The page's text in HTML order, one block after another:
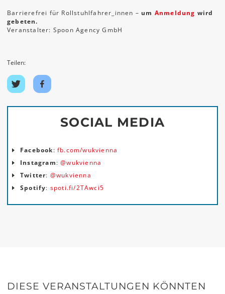
Barrierefrei für Rollstuhlfahrer_innen – um Anmeldung wird
gebeten.
Veranstalter: Spoon Agency GmbH
Teilen:
Auf
Twitter
Auf
Facebook
SOCIAL MEDIA
Facebook:fb.com/wukvienna
Instagram:@wukvienna
Twitter: @wukvienna
Spotify: spoti.fi/2TAwci5
DIESE VERANSTALTUNGEN KÖNNTEN